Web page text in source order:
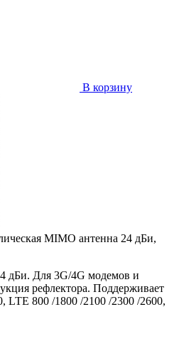
В корзину
MIMO антенна 24 дБи,
дБи. Для 3G/4G модемов и
рефлектора. Поддерживает
LTE 800 /1800 /2100 /2300 /2600,